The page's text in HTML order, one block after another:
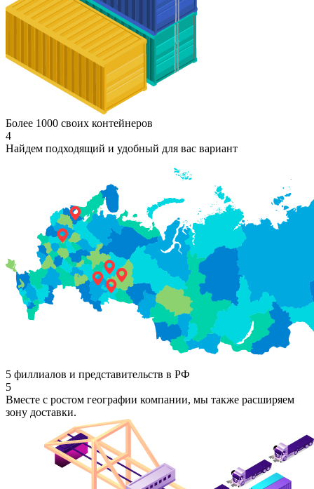
Более 1000 своих контейнеров
4
Найдем подходящий и удобный для вас вариант
5 филлиалов и представительств в РФ
5
Вместе с ростом географии компании, мы также расширяем
зону доставки.